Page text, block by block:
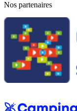
Nos partenaires